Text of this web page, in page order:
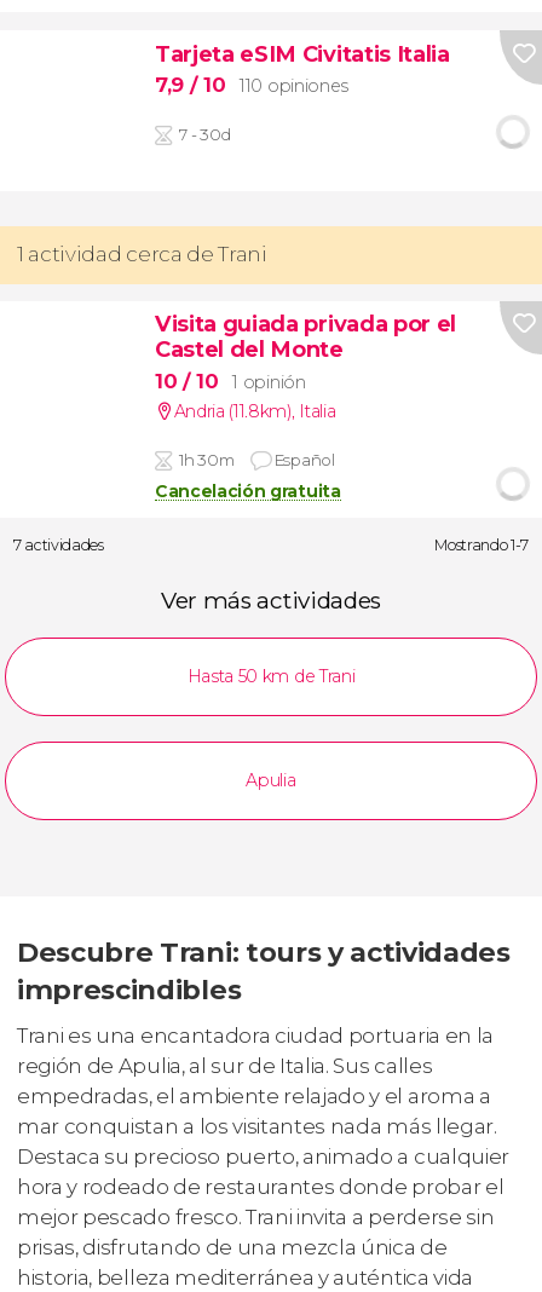
Tarjeta eSIM Civitatis Italia
7,9 / 10 110 opiniones
7 - 30d
1 actividad cerca de Trani
Visita guiada privada por el
Castel del Monte
10 / 10
1 opinión
Andria (11.8km), Italia
1h 30m Español
Cancelación gratuita
7 actividades Mostrando 1-7
Ver más actividades
Hasta 50 km de Trani
Apulia
Descubre Trani: tours y actividades
imprescindibles
Trani es una encantadora ciudad portuaria en la
región de Apulia, al sur de Italia. Sus calles
empedradas, el ambiente relajado y el aroma a
mar conquistan a los visitantes nada más llegar.
Destaca su precioso puerto, animado a cualquier
hora y rodeado de restaurantes donde probar el
mejor pescado fresco. Trani invita a perderse sin
prisas, disfrutando de una mezcla única de
historia, belleza mediterránea y auténtica vida